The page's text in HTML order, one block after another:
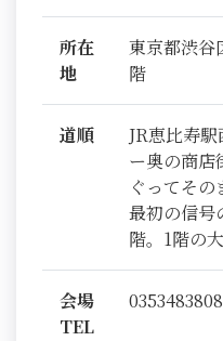
所在
地
東京都渋
階
道順
JR恵比寿
ー奥の商店
ぐってその
最初の信号
階。1階の
会場
TEL
0353483808